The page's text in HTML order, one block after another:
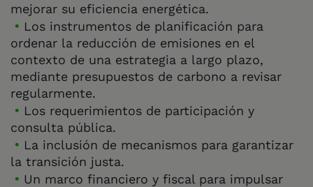
mejorar su eficiencia energética.
Los instrumentos de planificación para
ordenar la reducción de emisiones en el
contexto de una estrategia a largo plazo,
mediante presupuestos de carbono a revisar
regularmente.
Los requerimientos de participación y
consulta pública.
La inclusión de mecanismos para garantizar
la transición justa.
Un marco financiero y fiscal para impulsar